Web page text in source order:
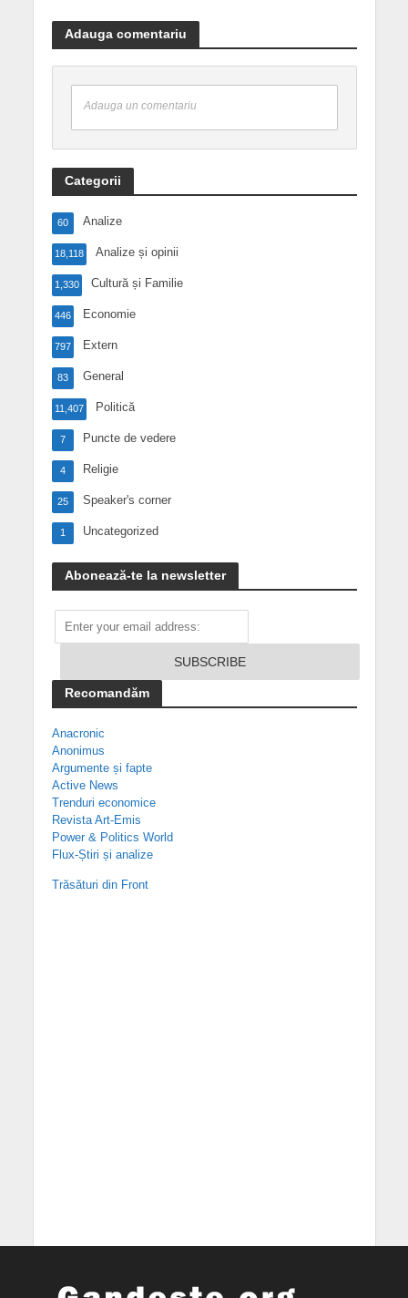
Adauga comentariu
Adauga un comentariu
Categorii
Analize
60
Analize și opinii
18,118
Cultură și Familie
1,330
Economie
446
Extern
797
General
83
Politică
11,407
Puncte de vedere
7
Religie
4
Speaker's corner
25
Uncategorized
1
Abonează-te la newsletter
Recomandăm
Anacronic
Anonimus
Argumente și fapte
Active News
Trenduri economice
Revista Art-Emis
Power & Politics World
Flux-Știri și analize
Trăsături din Front